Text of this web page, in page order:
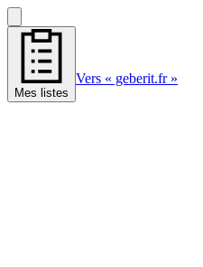
Mes listes
Vers « geberit.fr »